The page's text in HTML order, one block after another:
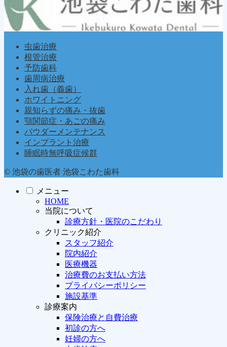
虫歯治療
根管治療
予防歯科
歯周病治療
入れ歯（義歯）
ホワイトニング
親知らずの痛み・抜歯
顎関節症・あごの痛み
パウダーメンテナンス
インプラント治療
睡眠時無呼吸症候群
© 池袋の歯医者 池袋こわた歯科
メニュー
HOME
当院について
診療方針・医院のこだわり
クリニック紹介
スタッフ紹介
院内紹介
医療機器
治療費のお支払い方法
プライバシーポリシー
施設基準
診療案内
保険治療と自費治療
初診の方へ
妊婦の方へ